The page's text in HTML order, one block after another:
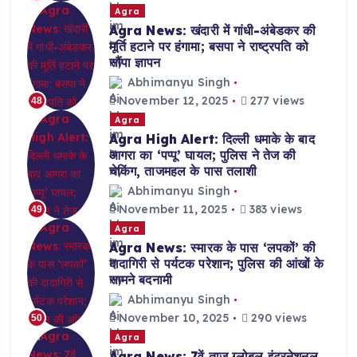
48
Agra
Agra News: खंदारी में गांधी-अंबेडकर की
मूर्ति हटाने पर हंगामा; बसपा ने राष्ट्रपति को
सौंपा ज्ञापन
Abhimanyu Singh
November 12, 2025
277 views
49
Agra
Agra High Alert: दिल्ली धमाके के बाद
आगरा का ‘पप्पू’ घायल; पुलिस ने तेज की
चेकिंग, ताजमहल के पास तलाशी
Abhimanyu Singh
November 11, 2025
383 views
50
Agra
Agra News: स्मारक के पास ‘लपकों’ की
दादागिरी से पर्यटक परेशान; पुलिस की आंखों के
सामने बदनामी
Abhimanyu Singh
November 10, 2025
290 views
Agra